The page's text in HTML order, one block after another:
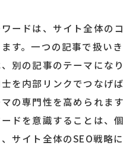
ードは、サイト全体の
す。一つの記事で扱い
別の記事のテーマになり
を内部リンクでつなげ
の専門性を高められま
ドを意識することは、
サイト全体のSEO戦略